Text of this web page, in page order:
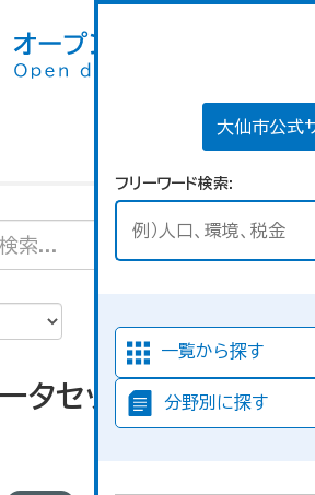
大仙市公式
フリーワード検索
一覧から探す
分野別に探す
タセットが見つか